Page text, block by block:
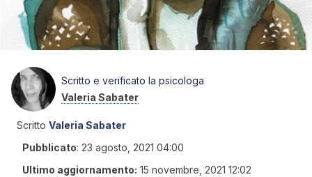
Scritto e verificato la psicologa
Valeria Sabater
Scritto Valeria Sabater
Pubblicato: 23 agosto, 2021 04:00
Ultimo aggiornamento: 15 novembre, 2021 12:02